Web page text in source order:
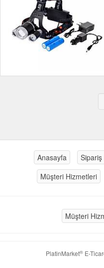
Anasayfa Sipariş
Müşteri Hizmetleri
Müşteri
PlatinMarket®E-